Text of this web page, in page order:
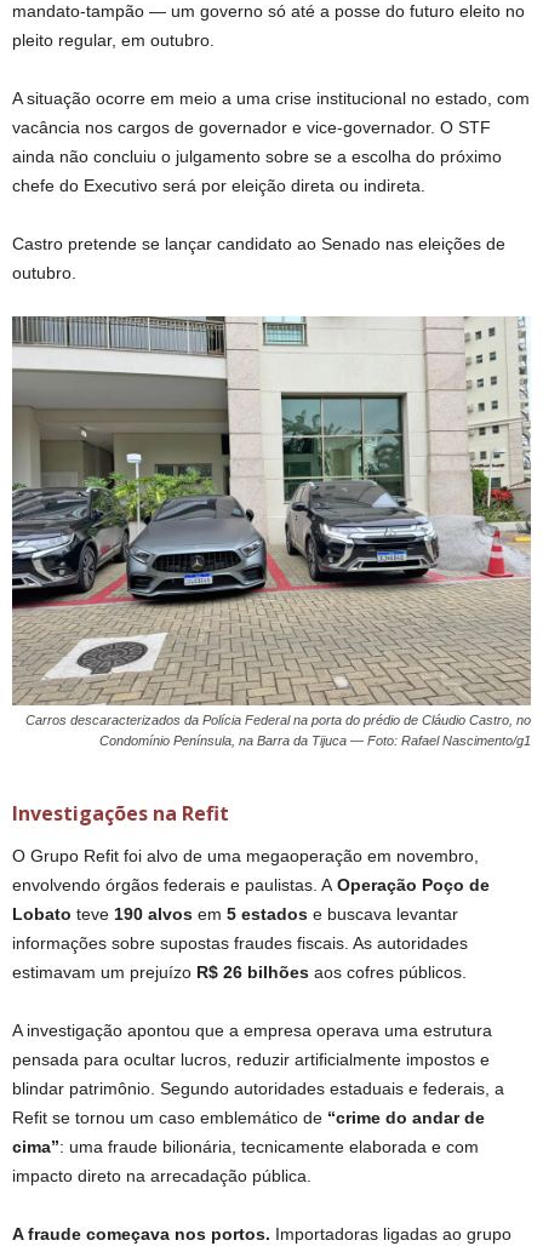
mandato-tampão — um governo só até a posse do futuro eleito no
pleito regular, em outubro.
A situação ocorre em meio a uma crise institucional no estado, com
vacância nos cargos de governador e vice-governador. O STF
ainda não concluiu o julgamento sobre se a escolha do próximo
chefe do Executivo será por eleição direta ou indireta.
Castro pretende se lançar candidato ao Senado nas eleições de
outubro.
Carros descaracterizados da Polícia Federal na porta do prédio de Cláudio Castro, no
Condomínio Península, na Barra da Tijuca — Foto: Rafael Nascimento/g1
Investigações na Refit
O Grupo Refit foi alvo de uma megaoperação em novembro,
envolvendo órgãos federais e paulistas. AOperação Poço de
Lobato teve 190 alvos em 5 estados e buscava levantar
informações sobre supostas fraudes fiscais. As autoridades
estimavam um prejuízo R$ 26 bilhões aos cofres públicos.
A investigação apontou que a empresa operava uma estrutura
pensada para ocultar lucros, reduzir artificialmente impostos e
blindar patrimônio. Segundo autoridades estaduais e federais, a
Refit se tornou um caso emblemático de “crime do andar de
cima”: uma fraude bilionária, tecnicamente elaborada e com
impacto direto na arrecadação pública.
A fraude começava nos portos. Importadoras ligadas ao grupo